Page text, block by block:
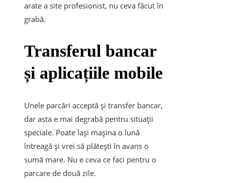
arate a site profesionist, nu ceva făcut în
grabă.
Transferul bancar
și aplicațiile mobile
Unele parcări acceptă și transfer bancar,
dar asta e mai degrabă pentru situații
speciale. Poate lași mașina o lună
întreagă și vrei să plătești în avans o
sumă mare. Nu e ceva ce faci pentru o
parcare de două zile.